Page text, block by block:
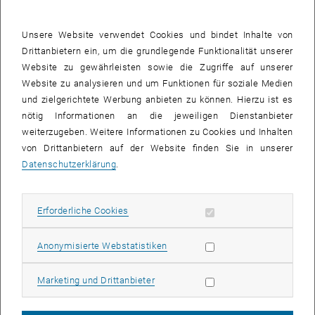
Subseiten von
Subseiten von
proposal.
The target group of the two-part training
a) international postdocs who want to apply for a MSCA
Postdoctoral Fellowship with the TU Wien as host organisation
b) Postdocs of TU Wien who want to submit a MSCA Postdoctoral
Fellowship with an outgoing phase outside Europe and a return
phase to their research group at the TU Wien and/or
c) Experienced scientists of the TU Wien who want to host and
trainerLotte Jaspers, from Yellow Research/NL, has extensive
experience with the application of an individual MSCA grant.
Participants will be provided withvideo tutorials, tutorial handouts
and background analysis sheetsby the trainer following the two-
part webinar.
Unsere Website verwendet Cookies und bindet Inhalte von
Drittanbietern ein, um die grundlegende Funktionalität unserer
Website zu gewährleisten sowie die Zugriffe auf unserer
Website zu analysieren und um Funktionen für soziale Medien
und zielgerichtete Werbung anbieten zu können. Hierzu ist es
nötig Informationen an die jeweiligen Dienstanbieter
weiterzugeben. Weitere Informationen zu Cookies und Inhalten
von Drittanbietern auf der Website finden Sie in unserer
Datenschutzerklärung
Erforderliche Cookies Erforderliche Cookies zulassen
Anonymisierte WebstatistikenStatistik Cookies zulassen
Marketing und DrittanbieterMarketing Cookies zulassen